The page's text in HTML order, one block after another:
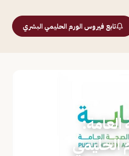
تابع فيروس الورم الحليمي البشري
الحليمي